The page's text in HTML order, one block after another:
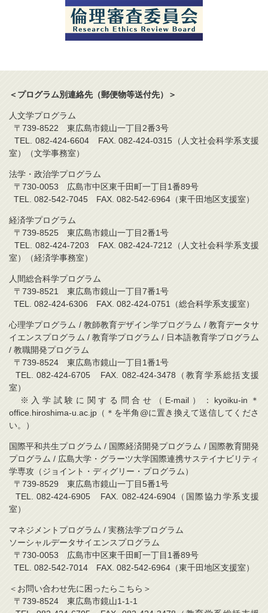
＜プログラム別連絡先（郵便物等送付先）＞
人文学プログラム
〒739-8522 東広島市鏡山一丁目2番3号
TEL. 082-424-6604 FAX. 082-424-0315（人文社会科学系支援
室）（文学事務室）
法学・政治学プログラム
〒730-0053 広島市中区東千田町一丁目1番89号
TEL. 082-542-7045 FAX. 082-542-6964（東千田地区支援室）
経済学プログラム
〒739-8525 東広島市鏡山一丁目2番1号
TEL. 082-424-7203 FAX. 082-424-7212（人文社会科学系支援
室）（経済学事務室）
人間総合科学プログラム
〒739-8521 東広島市鏡山一丁目7番1号
TEL. 082-424-6306 FAX. 082-424-0751（総合科学系支援室）
心理学プログラム / 教師教育デザイン学プログラム / 教育データサ
イエンスプログラム / 教育学プログラム / 日本語教育学プログラム
/ 教職開発プログラム
〒739-8524 東広島市鏡山一丁目1番1号
TEL. 082-424-6705 FAX. 082-424-3478（教育学系総括支援
室）
※入学試験に関する問合せ（E-mail）：kyoiku-in＊
office.hiroshima-u.ac.jp（＊を半角@に置き換えて送信してくださ
い。）
国際平和共生プログラム / 国際経済開発プログラム / 国際教育開発
プログラム / 広島大学・グラーツ大学国際連携サステイナビリティ
学専攻（ジョイント・ディグリー・プログラム）
〒739-8529 東広島市鏡山一丁目5番1号
TEL. 082-424-6905 FAX. 082-424-6904（国際協力学系支援
室）
マネジメントプログラム / 実務法学プログラム
ソーシャルデータサイエンスプログラム
〒730-0053 広島市中区東千田町一丁目1番89号
TEL. 082-542-7014 FAX. 082-542-6964（東千田地区支援室）
＜お問い合わせ先に困ったらこちら＞
〒739-8524 東広島市鏡山1-1-1